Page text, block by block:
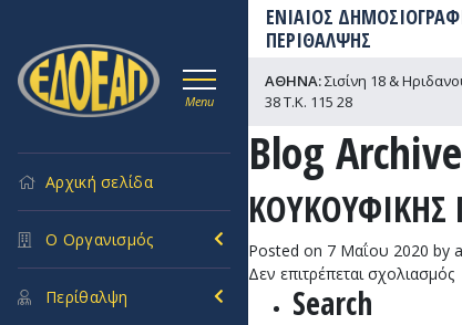
ΕΝΙΑΙΟΣ
ΠΕΡΙΘΑΛΨΗΣ
Menu
Αρχική σελίδα
Ο Οργανισμός
Περίθαλψη
ΑΘΗΝΑ:Σισίνη 18 &
38 Τ.Κ. 115 28
Blog
ΚΟΥΚΟΥΦΙΚΗΣ
Posted on 7 Μαΐου 2020 by
Δεν επιτρέπεται σχολιασμός
Search